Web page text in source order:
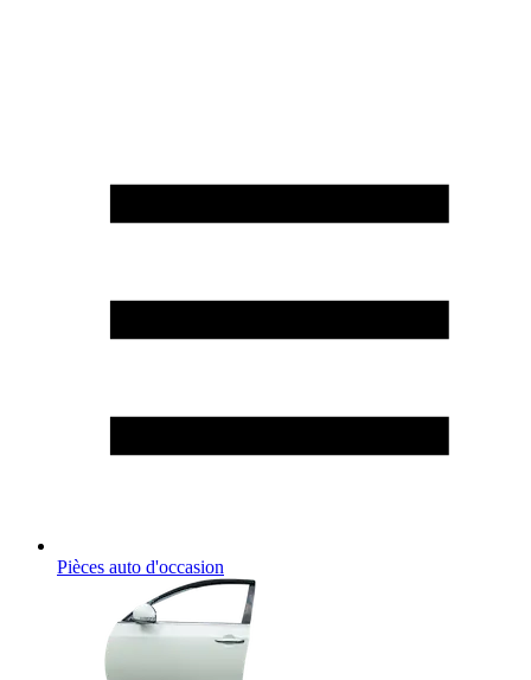
Pièces auto d'occasion